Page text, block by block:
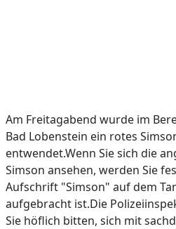
Am Freitagabend wurde im
Bad Lobenstein ein rotes
entwendet.Wenn Sie sich die
Simson ansehen, werden Sie
Aufschrift "Simson" auf dem
aufgebracht ist.Die
Sie höflich bitten, sich mit